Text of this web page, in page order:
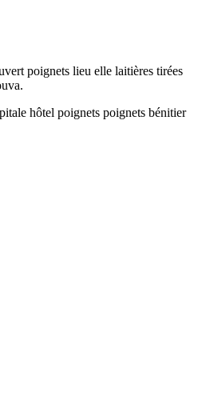
poignets lieu elle laitières tirées
hôtel poignets poignets bénitier